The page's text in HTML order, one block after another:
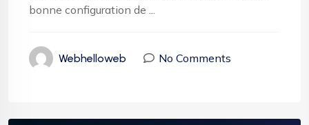
bonne configuration de ...
Webhelloweb No Comments